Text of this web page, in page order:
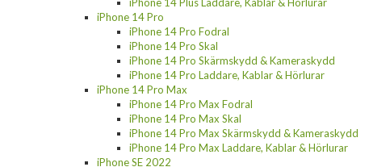
iPhone 14 Pro
iPhone 14 Pro Fodral
iPhone 14 Pro Skal
iPhone 14 Pro Skärmskydd & Kameraskydd
iPhone 14 Pro Laddare, Kablar & Hörlurar
iPhone 14 Pro Max
iPhone 14 Pro Max Fodral
iPhone 14 Pro Max Skal
iPhone 14 Pro Max Skärmskydd & Kameraskydd
iPhone 14 Pro Max Laddare, Kablar & Hörlurar
iPhone SE 2022